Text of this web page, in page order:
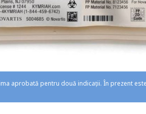
aprobată pentru două indicații. În prezent